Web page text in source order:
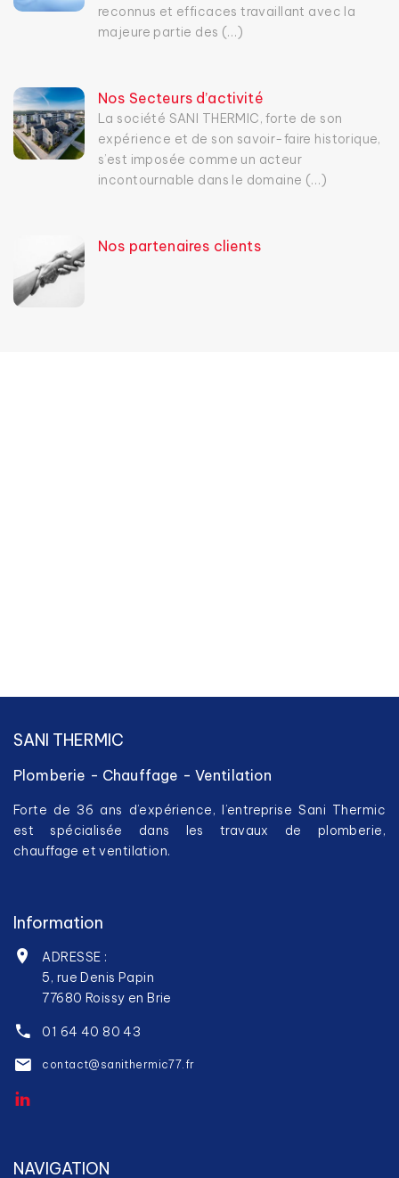
reconnus et efficaces travaillant avec la
majeure partie des (…)
Nos Secteurs d’activité
La société SANI THERMIC, forte de son
expérience et de son savoir-faire historique,
s’est imposée comme un acteur
incontournable dans le domaine (…)
Nos partenaires clients
SANI THERMIC
Plomberie - Chauffage - Ventilation
Forte de 36 ans d’expérience, l’entreprise Sani Thermic
est spécialisée dans les travaux de plomberie,
chauffage et ventilation.
Information
ADRESSE :
5, rue Denis Papin
77680 Roissy en Brie
01 64 40 80 43
contact@sanithermic77.fr
NAVIGATION